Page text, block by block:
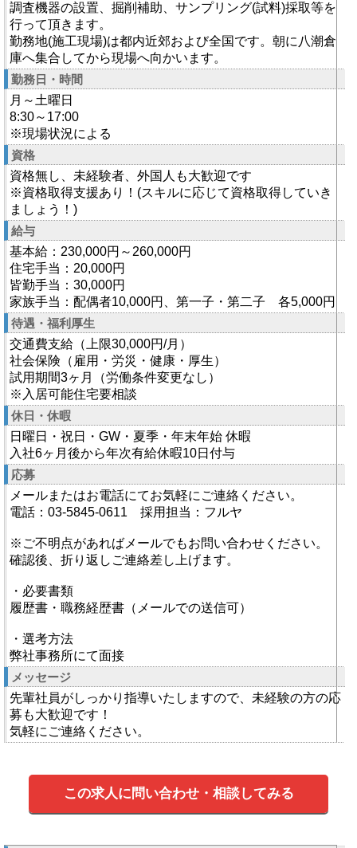
調査機器の設置、掘削補助、サンプリング(試料)採取等を
行って頂きます。
勤務地(施工現場)は都内近郊および全国です。朝に八潮倉
庫へ集合してから現場へ向かいます。
勤務日・時間
月～土曜日
8:30～17:00
※現場状況による
資格
資格無し、未経験者、外国人も大歓迎です
※資格取得支援あり！(スキルに応じて資格取得していき
ましょう！)
給与
基本給：230,000円～260,000円
住宅手当：20,000円
皆勤手当：30,000円
家族手当：配偶者10,000円、第一子・第二子 各5,000円
待遇・福利厚生
交通費支給（上限30,000円/月）
社会保険（雇用・労災・健康・厚生）
試用期間3ヶ月（労働条件変更なし）
※入居可能住宅要相談
休日・休暇
日曜日・祝日・GW・夏季・年末年始 休暇
入社6ヶ月後から年次有給休暇10日付与
応募
メールまたはお電話にてお気軽にご連絡ください。
電話：03-5845-0611 採用担当：フルヤ
※ご不明点があればメールでもお問い合わせください。
確認後、折り返しご連絡差し上げます。
・必要書類
履歴書・職務経歴書（メールでの送信可）
・選考方法
弊社事務所にて面接
メッセージ
先輩社員がしっかり指導いたしますので、未経験の方の応
募も大歓迎です！
気軽にご連絡ください。
この求人に問い合わせ・相談してみる